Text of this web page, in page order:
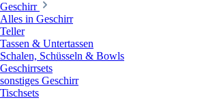
Geschirr
Alles in Geschirr
Teller
Tassen & Untertassen
Schalen, Schüsseln & Bowls
Geschirrsets
sonstiges Geschirr
Tischsets